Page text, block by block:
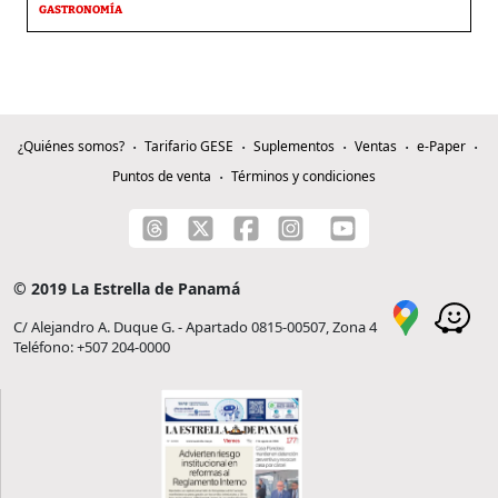
GASTRONOMÍA
¿Quiénes somos? Tarifario GESE Suplementos Ventas
e-Paper
Puntos de venta
Términos y condiciones
© 2019 La Estrella de Panamá
C/ Alejandro A. Duque G. - Apartado 0815-00507, Zona 4
Teléfono: +507 204-0000